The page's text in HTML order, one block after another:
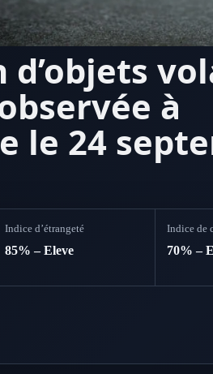
à
le 24
Indice d’étrangeté
85% – Eleve
Indice de
70% –